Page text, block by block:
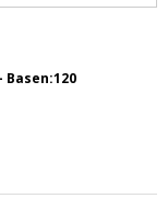
Basen:120